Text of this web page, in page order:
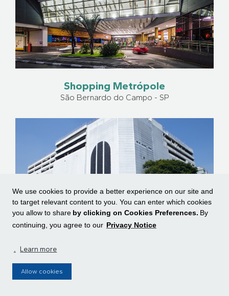
We use cookies to provide a better experience on our site and
to target relevant content to you. You can enter which cookies
you allow to share by clicking on Cookies Preferences. By
continuing, you agree to our Privacy Notice
. Learn more
Allow cookies
Shopping Metrópole
São Bernardo do Campo - SP
Shopping Metrô Santa Cruz